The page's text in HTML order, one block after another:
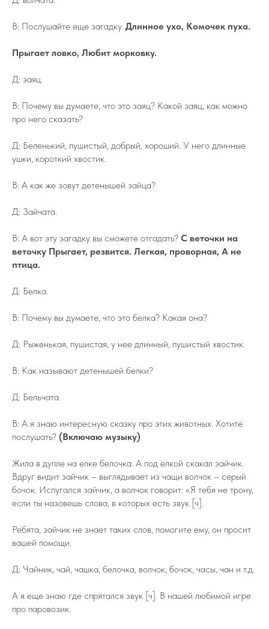
В: Послушайте еще загадку. Длинное ухо, Комочек пуха.
Прыгает ловко, Любит морковку.
Д: заяц.
В: Почему вы думаете, что это заяц? Какой заяц, как можно
про него сказать?
Д: Беленький, пушистый, добрый, хороший. У него длинные
ушки, короткий хвостик.
В: А как же зовут детенышей зайца?
Д: Зайчата.
В: А вот эту загадку вы сможете отгадать? С веточки на
веточку Прыгает, резвится. Легкая, проворная, А не
птица.
Д: Белка.
В: Почему вы думаете, что это белка? Какая она?
Д: Рыженькая, пушистая, у нее длинный, пушистый хвостик.
В: Как называют детенышей белки?
Д: Бельчата.
В: А я знаю интересную сказку про этих животных. Хотите
послушать? (Включаю музыку)
Жила в дупле на елке белочка. А под елкой скакал зайчик.
Вдруг видит зайчик – выглядывает из чащи волчок – серый
бочок. Испугался зайчик, а волчок говорит: «Я тебя не трону,
если ты назовешь слова, в которых есть звук [ч].
Ребята, зайчик не знает таких слов, помогите ему, он просит
вашей помощи.
Д: Чайник, чай, чашка, белочка, волчок, бочок, часы, чан и т.д.
А я еще знаю где спрятался звук [ч]. В нашей любимой игре
про паровозик.